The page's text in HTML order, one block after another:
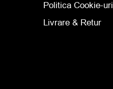
Politica Cookie-uri
Livrare & Retur